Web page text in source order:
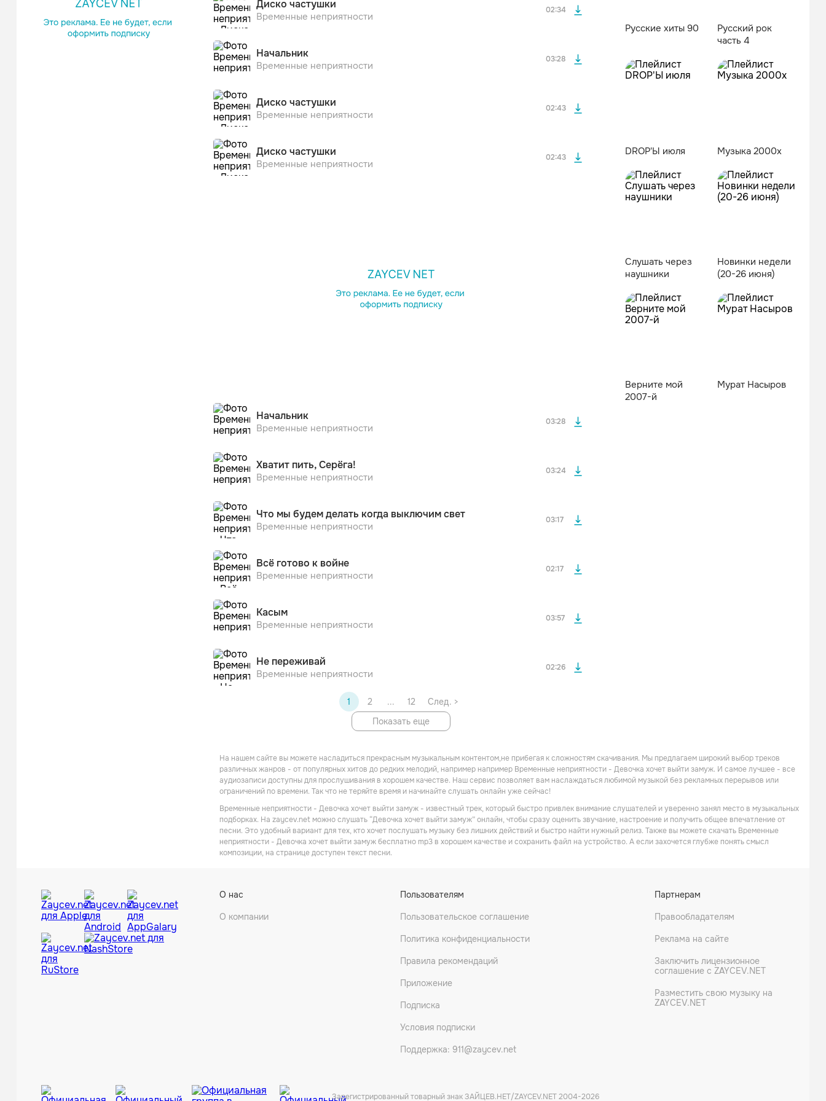
Диско частушки
Временные неприятности
02:34
Начальник
Временные неприятности
03:28
Диско частушки
Временные неприятности
02:43
Диско частушки
Временные неприятности
02:43
Начальник
Временные неприятности
03:28
Хватит пить, Серёга!
Временные неприятности
03:24
Что мы будем делать когда выключим свет
Временные неприятности
03:17
Всё готово к войне
Временные неприятности
02:17
дополнительной рекламы!
Касым
Временные неприятности
03:57
Не переживай
Временные неприятности
02:26
1 2 ... 12
След. >
Показать еще
Русские хиты 90
Русский рок
часть 4
DROP'Ы июля Музыка 2000х
Слушать через
наушники
Новинки недели
(20-26 июня)
Верните мой
2007-й
Мурат Насыров
На нашем сайте вы можете насладиться прекрасным музыкальным контентом,не прибегая к сложностям скачивания. Мы предлагаем широкий выбор треков
различных жанров - от популярных хитов до редких мелодий, например например Временные неприятности - Девочка хочет выйти замуж. И самое лучшее - все
аудиозаписи доступны для прослушивания в хорошем качестве. Наш сервис позволяет вам наслаждаться любимой музыкой без рекламных перерывов или
ограничений по времени. Так что не теряйте время и начинайте слушать онлайн уже сейчас!
Временные неприятности - Девочка хочет выйти замуж - известный трек, который быстро привлек внимание слушателей и уверенно занял место в музыкальных
подборках. На zaycev.net можно слушать “Девочка хочет выйти замуж” онлайн, чтобы сразу оценить звучание, настроение и получить общее впечатление от
песни. Это удобный вариант для тех, кто хочет послушать музыку без лишних действий и быстро найти нужный релиз. Также вы можете скачать Временные
неприятности - Девочка хочет выйти замуж бесплатно mp3 в хорошем качестве и сохранить файл на устройство. А если захочется глубже понять смысл
композиции, на странице доступен текст песни.
О нас
О компании
Пользователям
Пользовательское соглашение
Политика конфиденциальности
Правила рекомендаций
Приложение
Подписка
Условия подписки
Поддержка: 911@zaycev.net
Партнерам
Правообладателям
Реклама на сайте
Заключить лицензионное
соглашение с ZAYCEV.NET
Разместить свою музыку на
ZAYCEV.NET
Зарегистрированный товарный знак ЗАЙЦЕВ.НЕТ/ZAYCEV.NET 2004-2026